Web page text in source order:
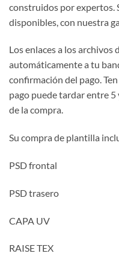
construidos por expertos.
disponibles, con nuestra
Los enlaces a los archivos
automáticamente a tu
confirmación del pago.
pago puede tardar entre
de la compra.
Su compra de plantilla
PSD frontal
PSD trasero
CAPA UV
RAISE TEX